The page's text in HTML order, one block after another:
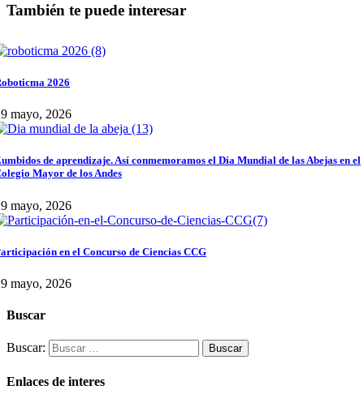
También te puede interesar
2026
mayo, 2026
de aprendizaje. Así conmemoramos el Día Mundial de las Abejas en el
Mayor de los Andes
mayo, 2026
en el Concurso de Ciencias CCG
mayo, 2026
Buscar
Buscar:
Enlaces de interes